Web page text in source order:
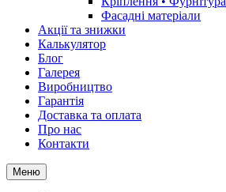
Фасадні матеріали
Акції та знижки
Калькулятор
Блог
Галерея
Виробництво
Гарантія
Доставка та оплата
Про нас
Контакти
Меню